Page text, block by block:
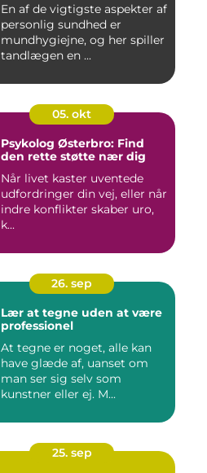
En af de vigtigste aspekter af
personlig sundhed er
mundhygiejne, og her spiller
tandlægen en ...
05. okt
Psykolog Østerbro: Find
den rette støtte nær dig
Når livet kaster uventede
udfordringer din vej, eller når
indre konflikter skaber uro,
k...
26. sep
Lær at tegne uden at være
professionel
At tegne er noget, alle kan
have glæde af, uanset om
man ser sig selv som
kunstner eller ej. M...
25. sep